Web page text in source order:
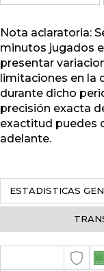
Nota aclaratoria:
minutos jugados
presentar
limitaciones en la
durante dicho
precisión exacta
exactitud puedes
adelante.
ESTADISTICAS